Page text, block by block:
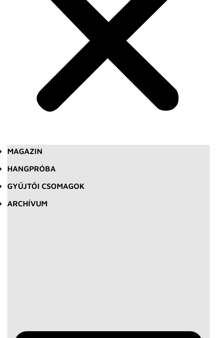
MAGAZIN
HANGPRÓBA
GYŰJTŐI CSOMAGOK
ARCHÍVUM